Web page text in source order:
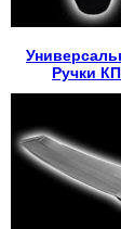
Ручки